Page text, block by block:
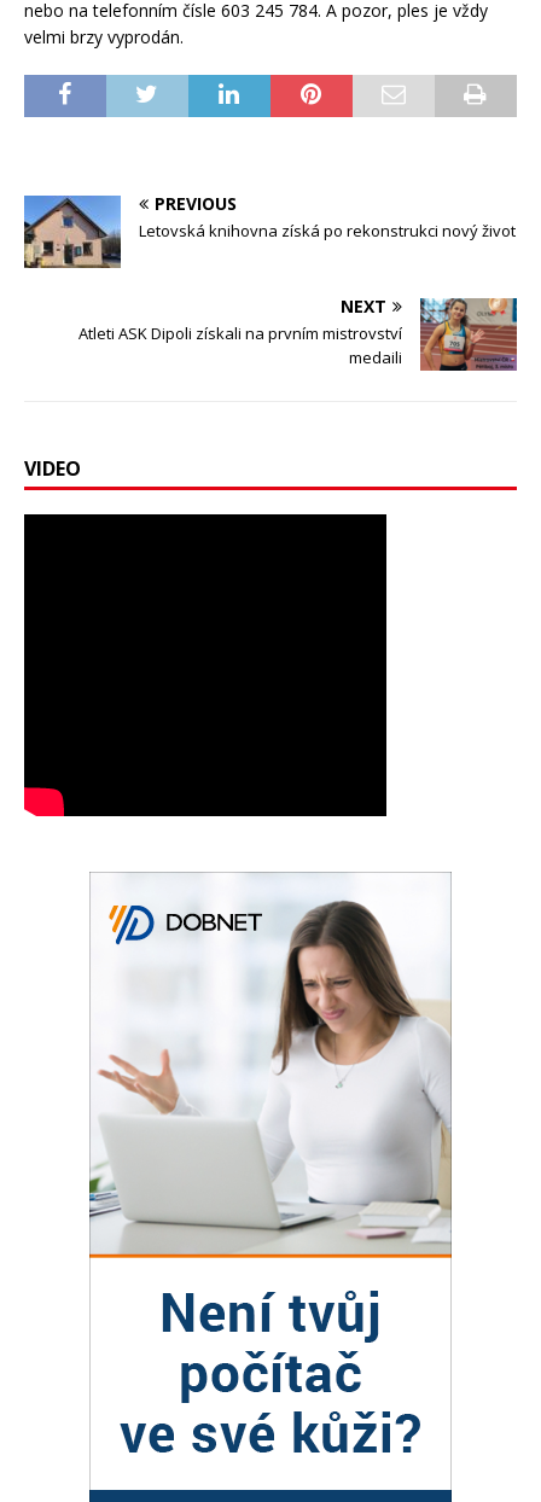
nebo na telefonním čísle 603 245 784. A pozor, ples je vždy
velmi brzy vyprodán.
PREVIOUS
Letovská knihovna získá po rekonstrukci nový život
NEXT
Atleti ASK Dipoli získali na prvním mistrovství
medaili
VIDEO